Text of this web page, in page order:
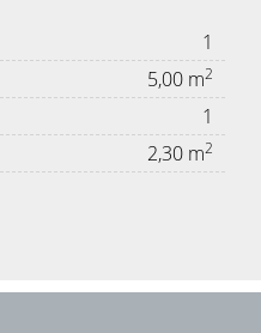
1
5,00 m2
1
2,30 m2